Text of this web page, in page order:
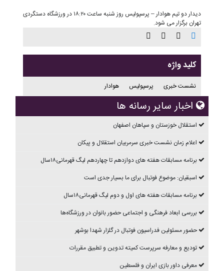
دیدار دو تیم هوادار – پرسپولیس روز شنبه ساعت ۱۸:۲۰ در ورزشگاه دستگردی
تهران برگزار می شود.
کلید واژه
نشست خبری پرسپولیس هوادار
اخبار سایر رسانه ها
استقلال خوزستان و سپاهان اصفهان
اعلام زمان نشست خبری سرمربیان استقلال و پیکان
برنامه مسابقات هفته های دوازدهم تا چهاردهم ليگ قهرمانی۱۸سال
اسبقیان: موضوع فوتبال برای ما بسیار جدی است
برنامه مسابقات هفته های اول و دوم ليگ قهرمانی۱۸سال
بررسی ابعاد فرهنگی و اجتماعی حضور بانوان در ورزشگاه‌ها
حضور مسئولین فدراسیون فوتبال در گلزار شهدا بوشهر
تودیع و معارفه سرپرست کمیته تدوین و تطبیق مقررات
معرفی داور بازی ایران و فلسطین